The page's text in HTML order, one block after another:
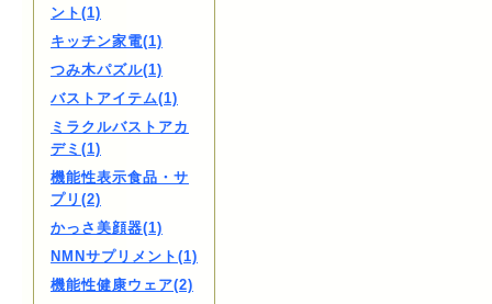
ント(1)
キッチン家電(1)
つみ木パズル(1)
バストアイテム(1)
ミラクルバストアカ
デミ(1)
機能性表示食品・サ
プリ(2)
かっさ美顔器(1)
NMNサプリメント(1)
機能性健康ウェア(2)